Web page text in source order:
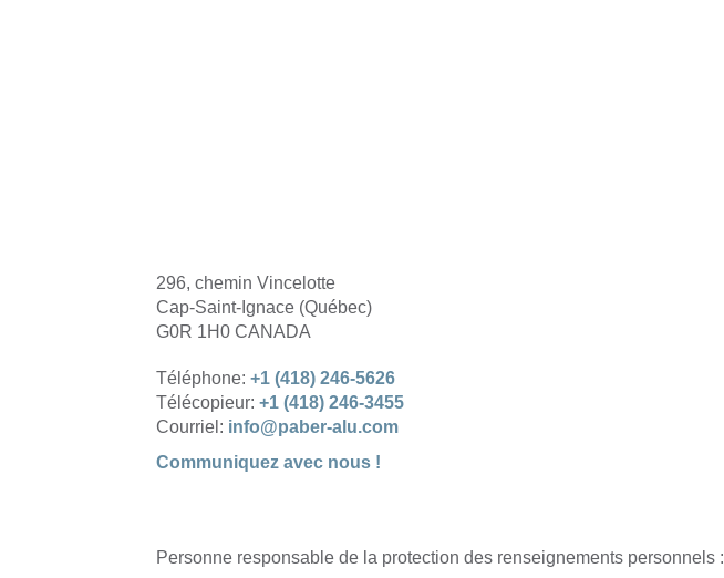
296, chemin Vincelotte
Cap-Saint-Ignace (Québec)
G0R 1H0 CANADA
Téléphone: +1 (418) 246-5626
Télécopieur: +1 (418) 246-3455
Courriel: info@paber-alu.com
Communiquez avec nous !
Personne responsable de la protection des renseignements personnels :